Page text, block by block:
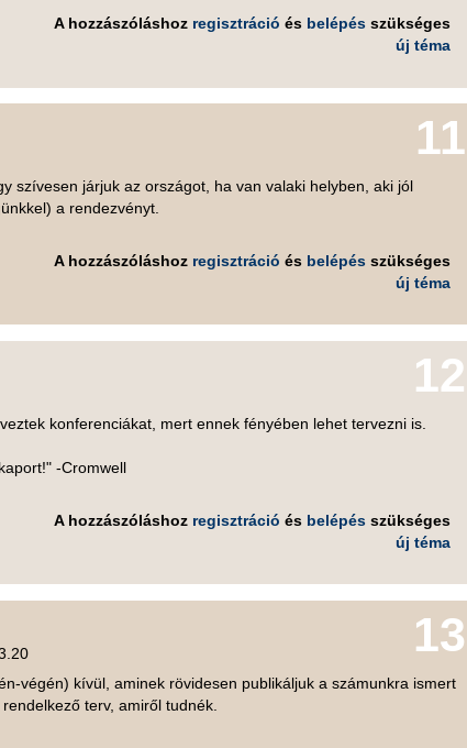
A hozzászóláshoz regisztráció és belépésszükséges
új téma
11
szívesen járjuk az országot, ha van valaki helyben, aki jól
a rendezvényt.
A hozzászóláshoz regisztráció és belépésszükséges
új téma
12
konferenciákat, mert ennek fényében lehet tervezni is.
-Cromwell
A hozzászóláshoz regisztráció és belépésszükséges
új téma
13
végén) kívül, aminek rövidesen publikáljuk a számunkra ismert
terv, amiről tudnék.